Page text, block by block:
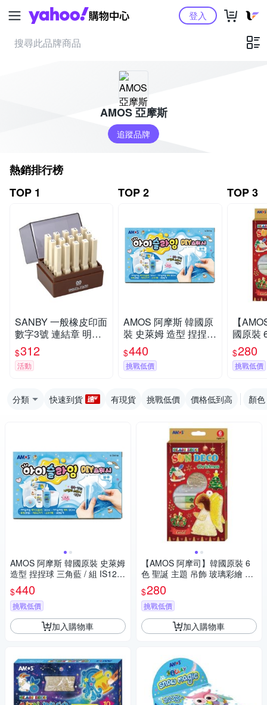
Yahoo購物中心登入
AMOS 亞摩斯
追蹤品牌
熱銷排行榜
TOP 1
SANBY 一般橡皮印面
數字3號 連結章 明朝
體 /組 EN-S3
$312
活動
TOP 2
AMOS 阿摩斯 韓國原
裝 史萊姆 造型 捏捏球
三角藍 / 組 IS120P2-
BL
$440
挑戰低價
TOP 3
【
國原裝 6色 聖誕 主題
吊飾
$280
挑戰低價
分類 快速到貨 有現貨 挑戰低價 價格低到高 顏色
AMOS 阿摩斯 韓國原裝 史萊姆
造型 捏捏球 三角藍 / 組 IS120
P2-BL
$440
挑戰低價
加入購物車
【AMOS 阿摩司】韓國原裝 6
色 聖誕 主題 吊飾 玻璃彩繪 膠
/ 組SD10P6-CH
$280
挑戰低價
加入購物車